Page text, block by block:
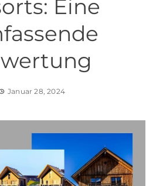
Eine
Januar 28, 2024